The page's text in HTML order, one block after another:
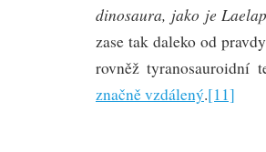
dinosaura, jako je
zase tak daleko od
rovněž tyranosauroidní
značně vzdálený.[11]